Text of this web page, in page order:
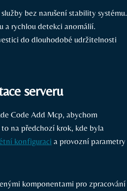
bez narušení ⁣stability systému.
a rychlou detekci anomálií.
do dlouhodobé udržitelnosti
serveru
Code Add Mcp, abychom
na předchozí krok, kde byla
konfiguraci a provozní parametry
⁣komponentami pro zpracování